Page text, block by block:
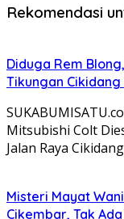
Rekomendasi
Diduga Rem
Tikungan Cikidang
Mitsubishi Colt
Jalan Raya
Misteri Mayat
Cikembar, Tak